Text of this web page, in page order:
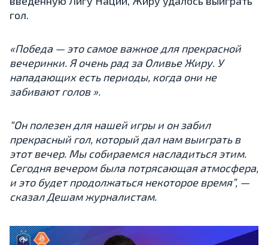
гол.
«Победа — это самое важное для прекрасной
вечеринки. Я очень рад за Оливье Жиру. У
нападающих есть периоды, когда они не
забивают голов ».
“Он полезен для нашей игры и он забил
прекрасный гол, который дал нам выиграть в
этот вечер. Мы собираемся насладиться этим.
Сегодня вечером была потрясающая атмосфера,
и это будет продолжаться некоторое время”, —
сказал Дешам журналистам.